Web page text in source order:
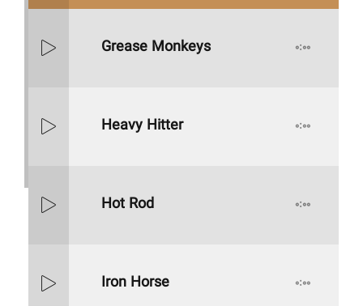
Grease Monkeys 0:00
Heavy Hitter 0:00
Hot Rod 0:00
Iron Horse 0:00